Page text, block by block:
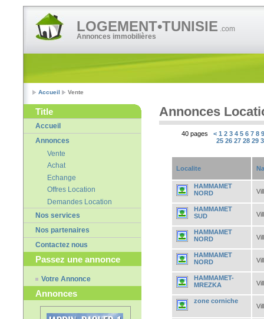
LOGEMENT•TUNISIE .com
Annonces immobilières
Accueil Vente
Title
Accueil
Annonces
Vente
Achat
Echange
Offres Location
Demandes Location
Nos services
Nos partenaires
Contactez nous
Passez une annonce
Votre Annonce
Annonces
Annonces
40 pages < 1 2 3 4 5 6 7 8
25 26 27 28 29
Localite
HAMMAMET
NORD
HAMMAMET
SUD
HAMMAMET
NORD
HAMMAMET
NORD
HAMMAMET-
MREZKA
zone corniche